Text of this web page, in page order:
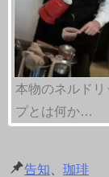
本物のネルドリ
プとは何か…
告知 珈琲